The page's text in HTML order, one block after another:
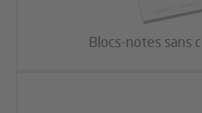
Blocs-notes sans